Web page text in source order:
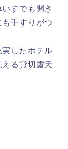
すでも開き
手すりがつ
実したホテル
る貸切露天